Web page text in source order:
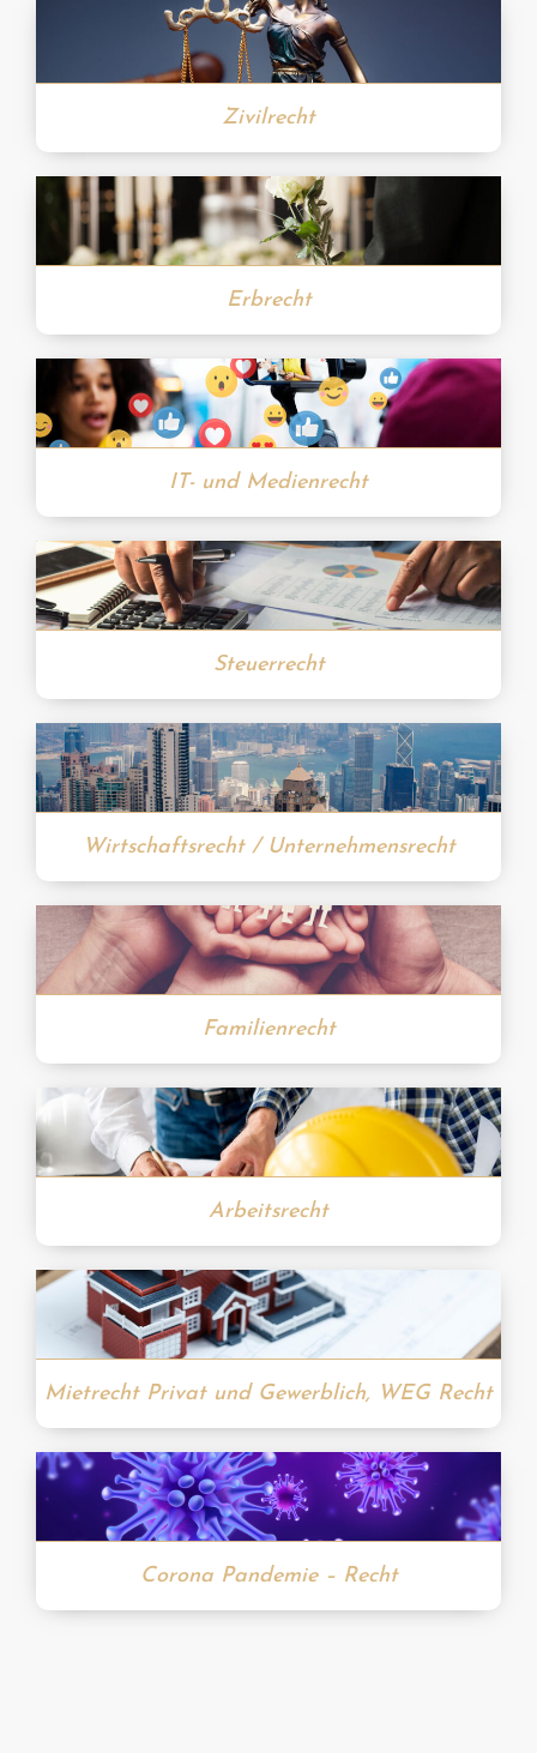
Zivilrecht
Erbrecht
IT- und Medienrecht
Steuerrecht
Wirtschaftsrecht / Unternehmensrecht
Familienrecht
Arbeitsrecht
Mietrecht Privat und Gewerblich, WEG Recht
Corona Pandemie – Recht